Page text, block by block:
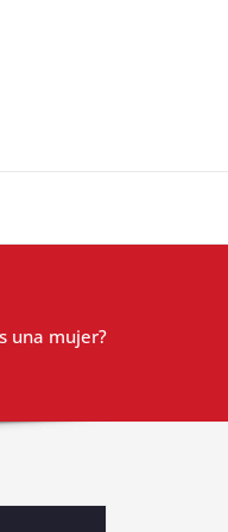
una mujer?